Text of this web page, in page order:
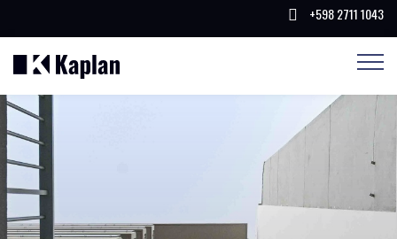
+598 2711 1043